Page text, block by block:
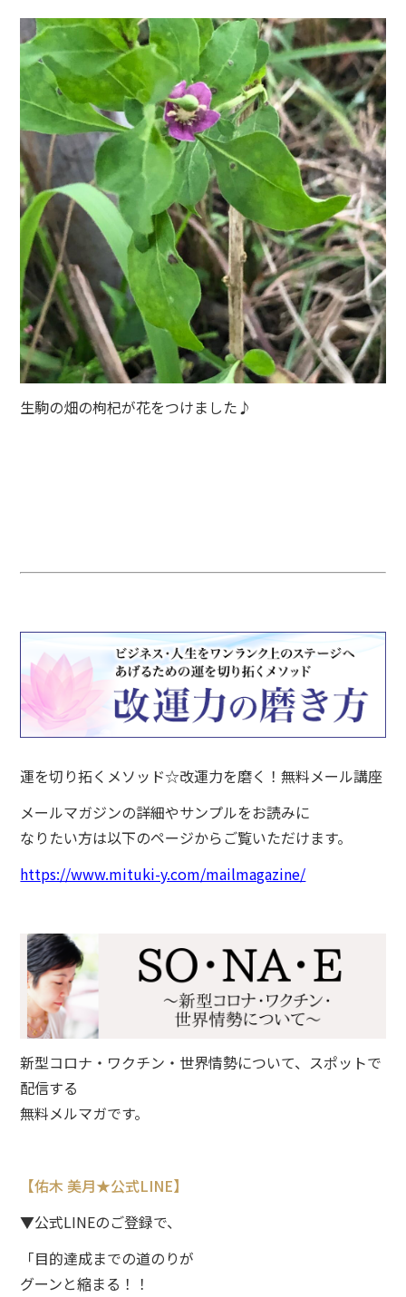
生駒の畑の枸杞が花をつけました♪
運を切り拓くメソッド☆改運力を磨く！無料メール講座
メールマガジンの詳細やサンプルをお読みに
なりたい方は以下のページからご覧いただけます。
https://www.mituki-y.com/mailmagazine/
新型コロナ・ワクチン・世界情勢について、スポットで
配信する
無料メルマガです。
【佑木 美月★公式LINE】
▼公式LINEのご登録で、
「目的達成までの道のりが
グーンと縮まる！！